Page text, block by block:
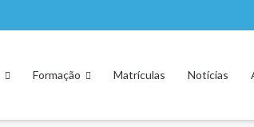
Formação Matrículas Notícias